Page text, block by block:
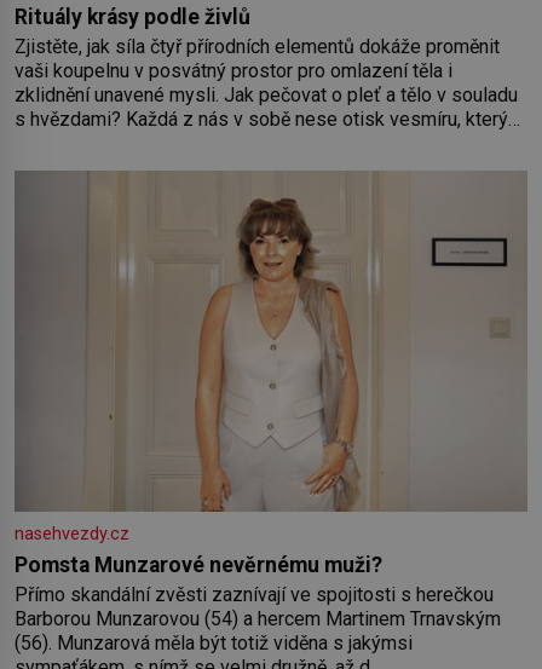
Rituály krásy podle živlů
Zjistěte, jak síla čtyř přírodních elementů dokáže proměnit
vaši koupelnu v posvátný prostor pro omlazení těla i
zklidnění unavené mysli. Jak pečovat o pleť a tělo v souladu
s hvězdami? Každá z nás v sobě nese otisk vesmíru, který
pokožky. Ohnivá znamení Ženy narozené ve znamení Berana,
nasehvezdy.cz
Pomsta Munzarové nevěrnému muži?
Přímo skandální zvěsti zaznívají ve spojitosti s herečkou
Barborou Munzarovou (54) a hercem Martinem Trnavským
(56). Munzarová měla být totiž viděna s jakýmsi